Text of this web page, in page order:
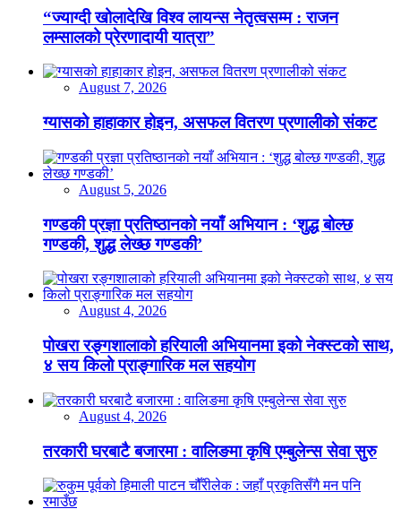
“ज्याग्दी खोलादेखि विश्व लायन्स नेतृत्वसम्म : राजन
लम्सालको प्रेरणादायी यात्रा”
August 7, 2026
ग्यासको हाहाकार होइन, असफल वितरण प्रणालीको संकट
August 5, 2026
गण्डकी प्रज्ञा प्रतिष्ठानको नयाँ अभियान : ‘शुद्ध बोल्छ
गण्डकी, शुद्ध लेख्छ गण्डकी’
August 4, 2026
पोखरा रङ्गशालाको हरियाली अभियानमा इको नेक्स्टको साथ,
४ सय किलो प्राङ्गारिक मल सहयोग
August 4, 2026
तरकारी घरबाटै बजारमा : वालिङमा कृषि एम्बुलेन्स सेवा सुरु